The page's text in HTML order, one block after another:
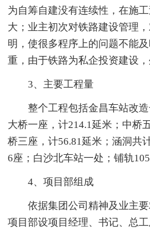
为自筹自建没有连续性，在施
大；业主初次对铁路建设管理
明，使很多程序上的问题不能
重，由于铁路为私企投资建设，
3、主要工程量
整个工程包括金昌车站改
大桥一座，计214.1延米；中桥
桥三座，计56.81延米；涵洞共
6座；白沙北车站一处；铺轨
4、项目部组成
依据集团公司精神及业主
项目部设项目经理、书记、总